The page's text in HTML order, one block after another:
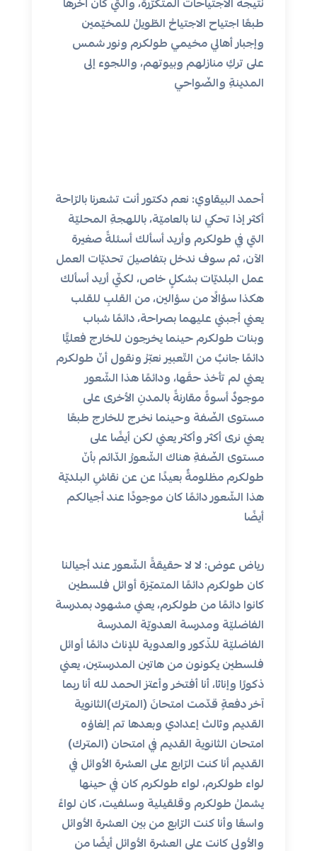
نتيجة الاجتياحات المتكرّرة، والتي كان آخرها
طبعًا اجتياح الاجتياحُ الطّويلُ للمخيّمين
وإجبار أهالي مخيمي طولكرم ونور شمس
على تركِ منازلهم وبيوتهم، واللجوء إلى
المدينةِ والضّواحي
أحمد البيقاوي: نعم دكتور أنت تشعرنا بالرّاحة
أكثر إذا تحكي لنا بالعاميّة، باللهجةِ المحليّة
التي في طولكرم وأريد أسألك أسئلةً صغيرة
الآن، ثم سوف ندخل بتفاصيلَ تحديّات العمل
عمل البلديّات بشكلٍ خاص، لكنّي أريد أسألك
هكذا سؤالًا من سؤالين، من القلبِ للقلب
يعني أجبني عليهما بصراحة، دائمًا شباب
وبنات طولكرم حينما يخرجون للخارج فعليًّا
دائمًا جانبٌ من التّعبير نعبّرُ ونقول أنّ طولكرم
يعني لم تأخذ حقَها، ودائمًا هذا الشّعور
موجودٌ أسوةً مقارنةً بالمدنِ الأخرى على
مستوى الضّفة وحينما نخرج للخارج طبعًا
يعني نرى أكثر وأكثر يعني لكن أيضًا على
مستوى الضّفةِ هناك الشّعورُ الدّائم بأنّ
طولكرم مظلومةٌ بعيدًا عن عن نقاشِ البلديّة
هذا الشّعور دائمًا كان موجودًا عند أجيالكم
أيضًا
رياض عوض: لا لا حقيقةً الشّعور عند أجيالنا
كان طولكرم دائمًا المتميّزة أوائل فلسطين
كانوا دائمًا من طولكرم، يعني مشهود بمدرسة
الفاضليّة ومدرسة العدويّة المدرسة
الفاضليّة للذّكور والعدوية للإناث دائمًا أوائل
فلسطين يكونون من هاتين المدرستين، يعني
ذكورًا وإناثا، أنا أفتخر وأعتز الحمد لله أنا ربما
آخر دفعةٍ قدّمت امتحانَ (المترك)الثانوية
القديم وثالث إعدادي وبعدها تم إلغاؤه
امتحان الثانوية القديم في امتحان (المترك)
القديم أنا كنت الرّابع على العشرة الأوائل في
لواء طولكرم، لواء طولكرم كان في حينها
يشملُ طولكرم وقلقيلية وسلفيت، كان لواءً
واسعًا وأنا كنت الرّابع من بين العشرة الأوائل
والأولى كانت على العشرة الأوائل أيضًا من